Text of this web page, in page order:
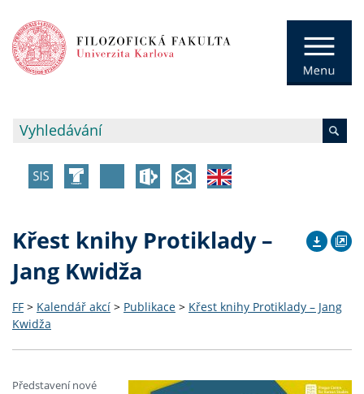
Křest knihy Protiklady –
Jang Kwidža
FF > Kalendář akcí > Publikace > Křest knihy Protiklady – Jang
Kwidža
Představení nové